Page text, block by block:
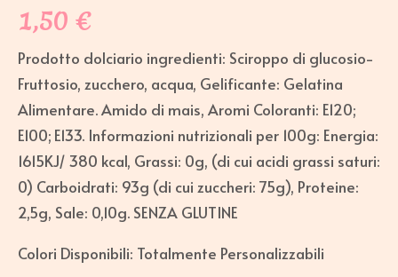
1,50€
Prodotto dolciario ingredienti: Sciroppo di glucosio-
Fruttosio, zucchero, acqua, Gelificante: Gelatina
Alimentare. Amido di mais, Aromi Coloranti: E120;
E100; E133. Informazioni nutrizionali per 100g: Energia:
1615KJ/ 380 kcal, Grassi: 0g, (di cui acidi grassi saturi:
0) Carboidrati: 93g (di cui zuccheri: 75g), Proteine:
2,5g, Sale: 0,10g. SENZA GLUTINE
Colori Disponibili: Totalmente Personalizzabili